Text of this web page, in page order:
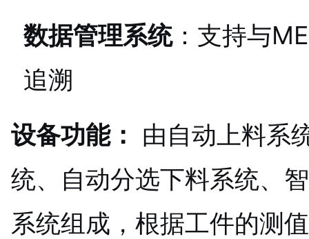
数据管理系统：支持与
追溯
设备功能： 由自动上料系
统、自动分选下料系统、
系统组成，根据工件的测